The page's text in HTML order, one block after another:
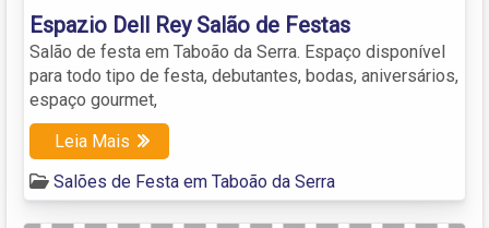
Espazio Dell Rey Salão de Festas
Salão de festa em Taboão da Serra. Espaço disponível
para todo tipo de festa, debutantes, bodas, aniversários,
espaço gourmet,
Leia Mais
Salões de Festa em Taboão da Serra